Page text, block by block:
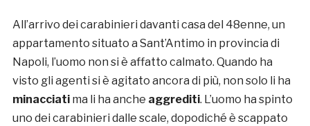
All’arrivo dei carabinieri davanti casa del 48enne, un
appartamento situato a Sant’Antimo in provincia di
Napoli, l’uomo non si è affatto calmato. Quando ha
visto gli agenti si è agitato ancora di più, non solo li ha
minacciatima li ha anche aggrediti. L’uomo ha spinto
uno dei carabinieri dalle scale, dopodiché è scappato